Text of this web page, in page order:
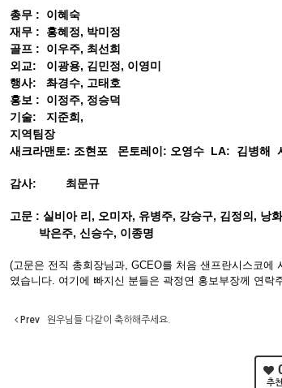
총무 : 이혜숙
재무 : 홍혜정, 박미정
골프 : 이우주, 최선희
외교: 이광용, 김민정, 이영미
행사: 촤경수, 고태호
홍보 : 이정주, 정승덕
기술: 지준희,
지역팀장
새크라맨토: 조현포 몬토레이: 오영수 LA: 김병해
감사: 최문규
고문 : 실비아 리, 오미자, 유병주, 강승구, 김정의, 낭
박은주, 신승수, 이종명
(고문은 전직 총회장님과, GCEO를 처음 샌프란시스코
였습니다. 여기에 빠지신 분들은 곽정연 홍보부장께 연락
Prev 원우님들 다같이 축하해주세요.
추천